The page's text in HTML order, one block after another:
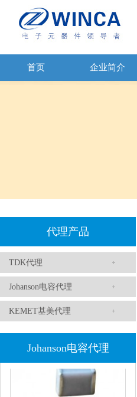
首页 企业简介
代理产品
TDK代理
Johanson电容代理
KEMET基美代理
Johanson电容代理